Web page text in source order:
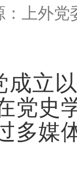
：上外
成立
党史
多媒